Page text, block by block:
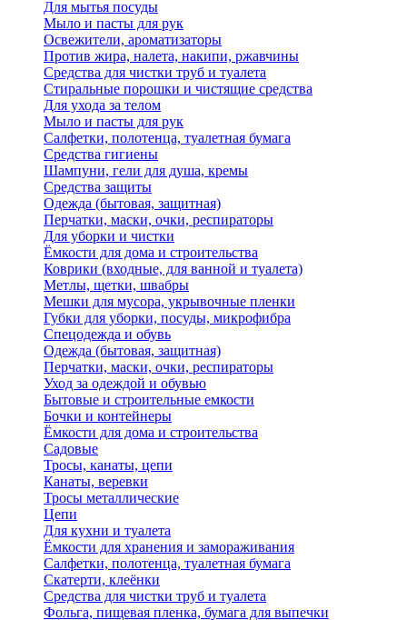
Для мытья посуды
Мыло и пасты для рук
Освежители, ароматизаторы
Против жира, налета, накипи, ржавчины
Средства для чистки труб и туалета
Стиральные порошки и чистящие средства
Для ухода за телом
Мыло и пасты для рук
Салфетки, полотенца, туалетная бумага
Средства гигиены
Шампуни, гели для душа, кремы
Средства защиты
Одежда (бытовая, защитная)
Перчатки, маски, очки, респираторы
Для уборки и чистки
Ёмкости для дома и строительства
Коврики (входные, для ванной и туалета)
Метлы, щетки, швабры
Мешки для мусора, укрывочные пленки
Губки для уборки, посуды, микрофибра
Спецодежда и обувь
Одежда (бытовая, защитная)
Перчатки, маски, очки, респираторы
Уход за одеждой и обувью
Бытовые и строительные емкости
Бочки и контейнеры
Ёмкости для дома и строительства
Садовые
Тросы, канаты, цепи
Канаты, веревки
Тросы металлические
Цепи
Для кухни и туалета
Ёмкости для хранения и замораживания
Салфетки, полотенца, туалетная бумага
Скатерти, клеёнки
Средства для чистки труб и туалета
Фольга, пищевая пленка, бумага для выпечки